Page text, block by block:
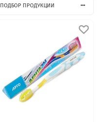
ПОДБОР ПРОДУКЦИИ